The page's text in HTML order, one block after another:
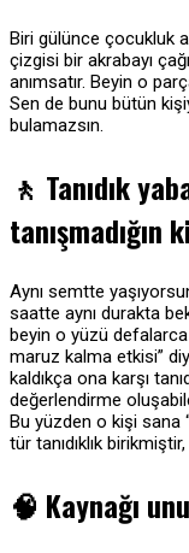
Biri gülünce çocukluk
çizgisi bir akrabayı
anımsatır. Beyin o
Sen de bunu bütün
bulamazsın.
🚶 Tanıdık
tanışmadığın
Aynı semtte
saatte aynı durakta
beyin o yüzü
maruz kalma etkisi”
kaldıkça ona karşı
değerlendirme
Bu yüzden o kişi sana
tür tanıdıklık
🧠 Kaynağı